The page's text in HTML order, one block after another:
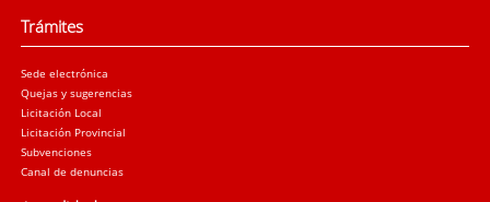
Trámites
Sede electrónica
Quejas y sugerencias
Licitación Local
Licitación Provincial
Subvenciones
Canal de denuncias